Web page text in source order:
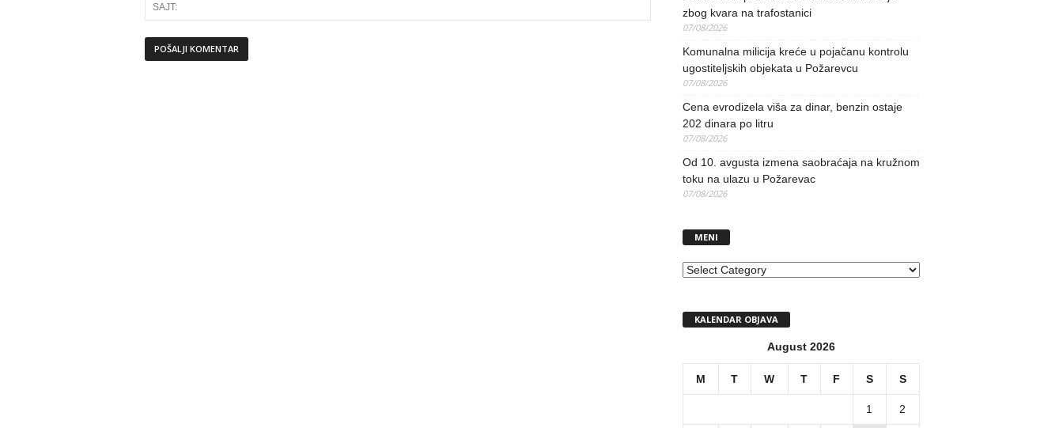
zbog kvara na trafostanici
07/08/2026
Komunalna milicija kreće u pojačanu kontrolu
ugostiteljskih objekata u Požarevcu
07/08/2026
Cena evrodizela viša za dinar, benzin ostaje
202 dinara po litru
07/08/2026
Od 10. avgusta izmena saobraćaja na kružnom
toku na ulazu u Požarevac
07/08/2026
MENI
MENI
KALENDAR OBJAVA
August 2026
M T W T F S S
1 2